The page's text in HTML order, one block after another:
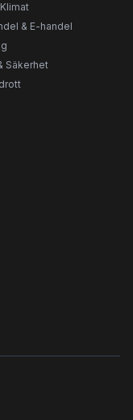
& E-handel
Säkerhet